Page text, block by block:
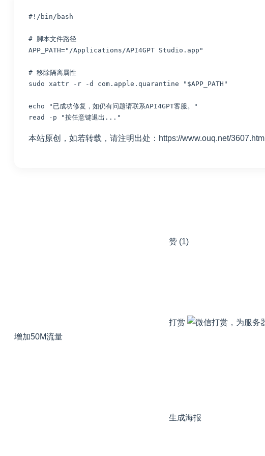
#!/bin/bash
# 脚本文件路径
APP_PATH="/Applications/API4GPT Studio.app"
# 移除隔离属性
sudo xattr -r -d com.apple.quarantine "$APP_PATH"
echo "已成功修复，如仍有问题请联系API4GPT客服。"
read -p "按任意键退出..."
本站原创，如若转载，请注明出处：https://www.ouq.net/3607.html
赞 (1)
打赏
增加50M流量
生成海报